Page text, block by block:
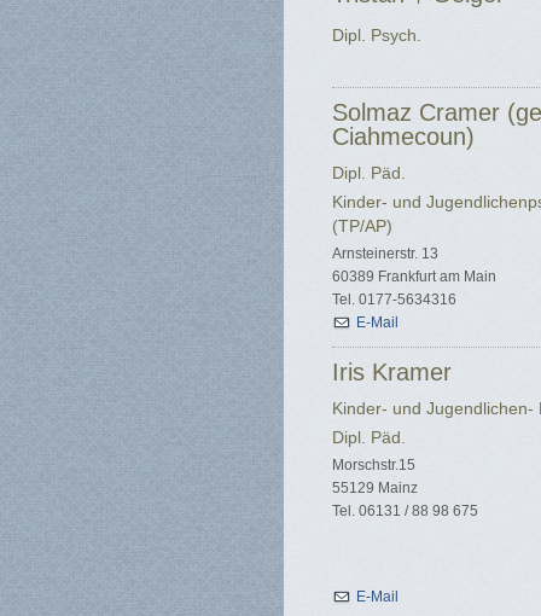
Dipl. Psych.
Solmaz Cramer
Ciahmecoun)
Dipl. Päd.
Kinder- und
(TP/AP)
Arnsteinerstr. 13
60389 Frankfurt am Main
Tel. 0177-5634316
E-Mail
Iris Kramer
Kinder- und Jugendlichen-
Dipl. Päd.
Morschstr.15
55129 Mainz
Tel. 06131 / 88 98 675
E-Mail